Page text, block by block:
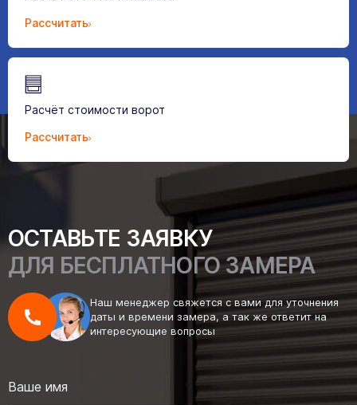
Рассчитать
Расчёт стоимости ворот
Рассчитать
ОСТАВЬТЕ ЗАЯВКУ
ДЛЯ БЕСПЛАТНОГО ЗАМЕРА
Наш менеджер свяжется с вами для уточнения
даты и времени замера, а так же ответит на
интересующие вопросы